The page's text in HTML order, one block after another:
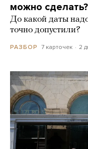
можно сделать?
До какой даты
точно допустили?
РАЗБОР 7 карточек 2